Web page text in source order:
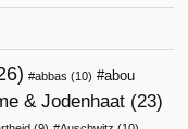
abbas (10)
abou
& Jodenhaat (23)